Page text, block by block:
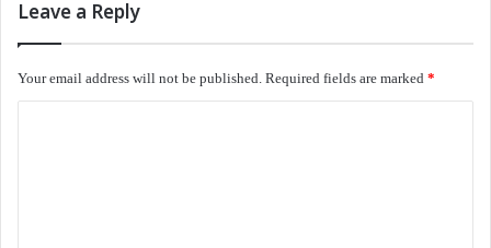
வறுமை பிடித்து இருக்கிறது.
மழைக்காலமென்பதால்
Leave a Reply
Your email address will not be published. Required fields are marked *